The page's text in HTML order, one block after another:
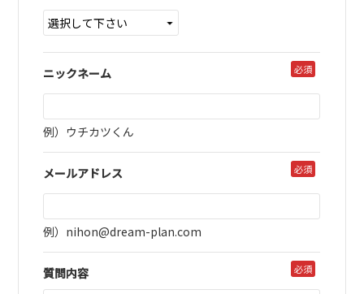
ニックネーム 必須
例）ウチカツくん
メールアドレス 必須
例）nihon@dream-plan.com
質問内容 必須